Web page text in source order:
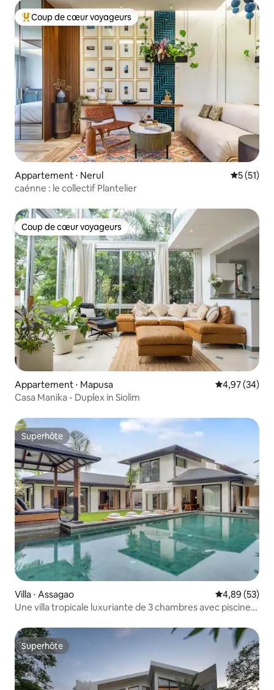
Coups de cœur voyageurs les plus appréciés
Coup de cœur voyageurs
Appartement ⋅ Nerul
5 (51)
caénne : le collectif Plantelier
Coup de cœur voyageurs
Coup de cœur voyageurs
Appartement ⋅ Mapusa Évaluation
4,97 (34)
Casa Manika - Duplex in Siolim
Superhôte
Superhôte
Villa ⋅ Assagao Évaluation
4,89 (53)
Une villa tropicale luxuriante de 3 chambres avec piscine
Superhôte
Superhôte